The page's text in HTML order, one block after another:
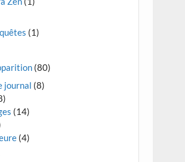
(1)
(80)
journal (8)
(14)
(4)